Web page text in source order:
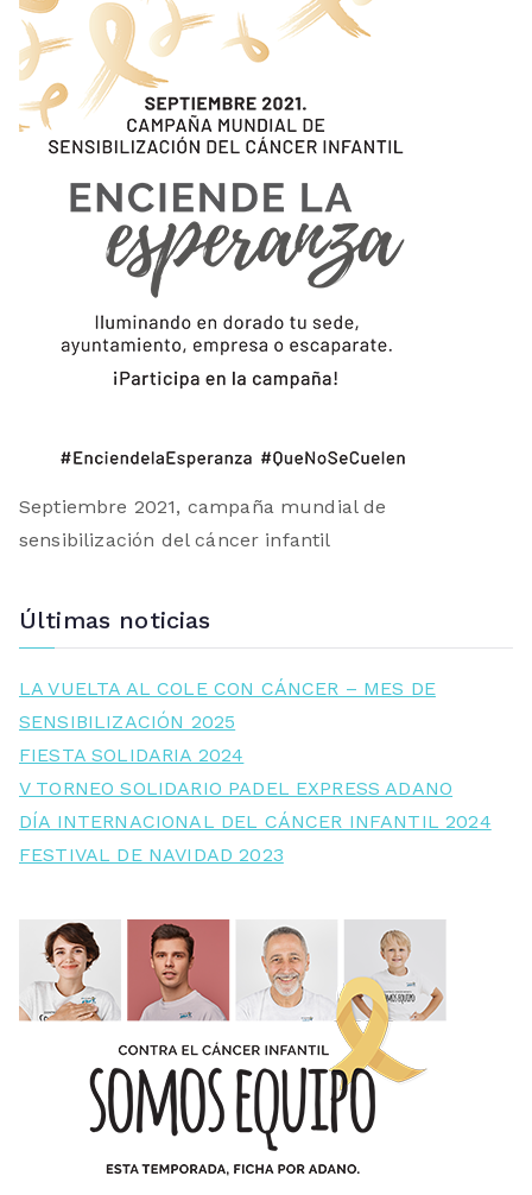
Septiembre 2021, campaña mundial de
sensibilización del cáncer infantil
Últimas noticias
LA VUELTA AL COLE CON CÁNCER – MES DE
SENSIBILIZACIÓN 2025
FIESTA SOLIDARIA 2024
V TORNEO SOLIDARIO PADEL EXPRESS ADANO
DÍA INTERNACIONAL DEL CÁNCER INFANTIL 2024
FESTIVAL DE NAVIDAD 2023